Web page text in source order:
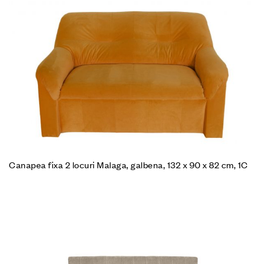
Canapea fixa 2 locuri Malaga, galbena, 132 x 90 x 82 cm, 1C